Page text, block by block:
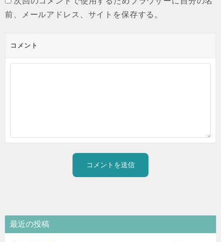
前、メールアドレス、サイトを保存する。
コメント
最近の投稿